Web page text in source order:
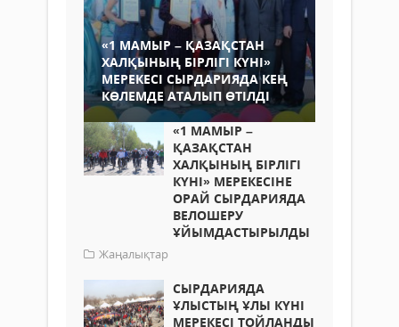
«1 МАМЫР – ҚАЗАҚСТАН
ХАЛҚЫНЫҢ БІРЛІГІ КҮНІ»
МЕРЕКЕСІ СЫРДАРИЯДА КЕҢ
КӨЛЕМДЕ АТАЛЫП ӨТІЛДІ
«1 МАМЫР –
ҚАЗАҚСТАН
ХАЛҚЫНЫҢ БІРЛІГІ
КҮНІ» МЕРЕКЕСІНЕ
ОРАЙ СЫРДАРИЯДА
ВЕЛОШЕРУ
ҰЙЫМДАСТЫРЫЛДЫ
Жаңалықтар
СЫРДАРИЯДА
ҰЛЫСТЫҢ ҰЛЫ КҮНІ
МЕРЕКЕСІ ТОЙЛАНДЫ